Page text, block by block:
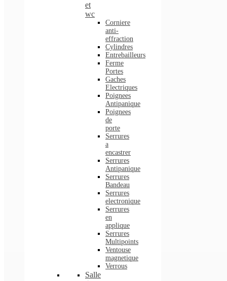
et
wc
Corniere
anti-
effraction
Cylindres
Entrebailleurs
Ferme
Portes
Gaches
Electriques
Poignees
Antipanique
Poignees
de
porte
Serrures
a
encastrer
Serrures
Antipanique
Serrures
Bandeau
Serrures
electronique
Serrures
en
applique
Serrures
Multipoints
Ventouse
magnetique
Verrous
Salle